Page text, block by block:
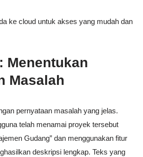
ke cloud untuk akses yang mudah dan
Menentukan
Masalah
pernyataan masalah yang jelas.
telah menamai proyek tersebut
Gudang” dan menggunakan fitur
deskripsi lengkap. Teks yang